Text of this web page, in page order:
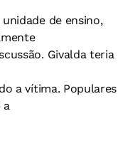
de ensino,
Givalda teria
a vítima. Populares
a